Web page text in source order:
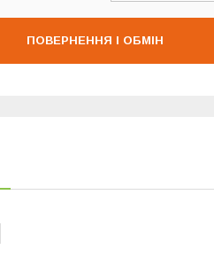
ПОВЕРНЕННЯ І ОБМІН